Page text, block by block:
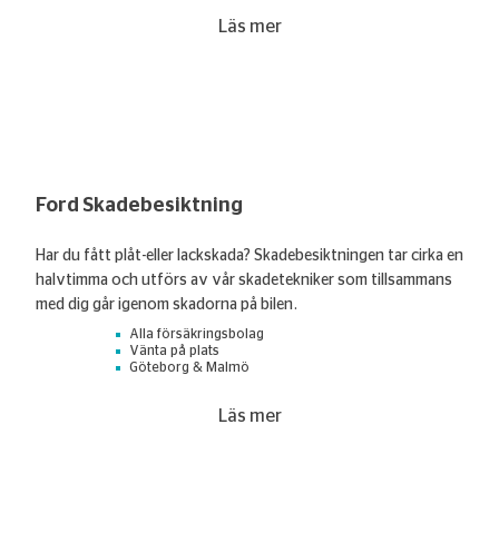
Läs mer
Ford Skadebesiktning
Har du fått plåt-eller lackskada? Skadebesiktningen tar cirka en
halvtimma och utförs av vår skadetekniker som tillsammans
med dig går igenom skadorna på bilen.
Alla försäkringsbolag
Vänta på plats
Göteborg & Malmö
Läs mer